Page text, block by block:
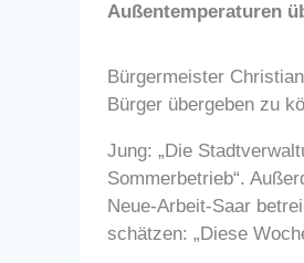
Außentemperaturen
Bürgermeister
Bürger übergeben zu
Jung: „Die
Sommerbetrieb“.
Neue-Arbeit-Saar
schätzen: „Diese